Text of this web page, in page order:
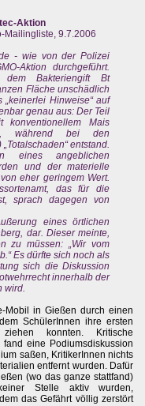
Aktion
Mailingliste, 9.7.2006
- wie von der Polizei
Aktion durchgeführt.
Bakteriengift Bt
Fläche unschädlich
Hinweise“ auf
genau aus: Der Teil
konventionellem Mais
während bei den
entstand.
eines angeblichen
und der materielle
eher geringem Wert.
das für die
sprach dagegen von
eines örtlichen
dar. Dieser meinte,
zu müssen: „Wir vom
Es dürfte sich noch als
sich die Diskussion
innerhalb der
wird.
Mobil in Gießen durch einen
SchülerInnen ihre ersten
konnten. Kritische
eine Podiumsdiskussion
saßen, KritikerInnen nichts
entfernt wurden. Dafür
(wo das ganze stattfand)
Stelle aktiv wurden,
das Gefährt völlig zerstört